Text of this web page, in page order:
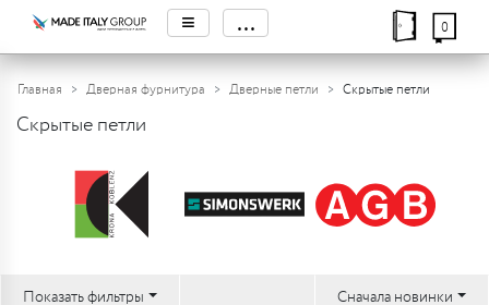
≡ ... 0
Главная Дверная фурнитура Дверные петли Скрытые петли
Скрытые петли
Показать фильтры Сначала новинки